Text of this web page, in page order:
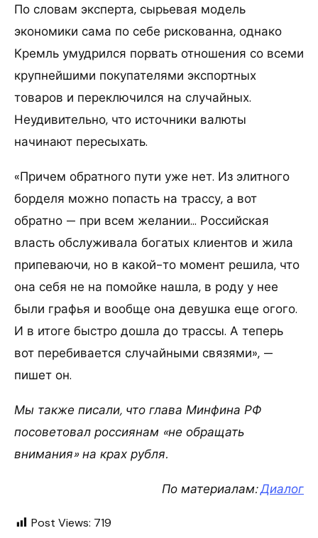
По словам эксперта, сырьевая модель
экономики сама по себе рискованна, однако
Кремль умудрился порвать отношения со всеми
крупнейшими покупателями экспортных
товаров и переключился на случайных.
Неудивительно, что источники валюты
начинают пересыхать.
«Причем обратного пути уже нет. Из элитного
борделя можно попасть на трассу, а вот
обратно — при всем желании… Российская
власть обслуживала богатых клиентов и жила
припеваючи, но в какой-то момент решила, что
она себя не на помойке нашла, в роду у нее
были графья и вообще она девушка еще огого.
И в итоге быстро дошла до трассы. А теперь
вот перебивается случайными связями», —
пишет он.
Мы также писали, что глава Минфина РФ
посоветовал россиянам «не обращать
внимания» на крах рубля.
По материалам:Диалог
Post Views: 719